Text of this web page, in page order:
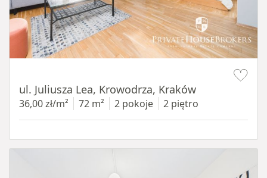
ul. Juliusza Lea, Krowodrza, Kraków
36,00 zł/m² 72 m² 2 pokoje 2 piętro